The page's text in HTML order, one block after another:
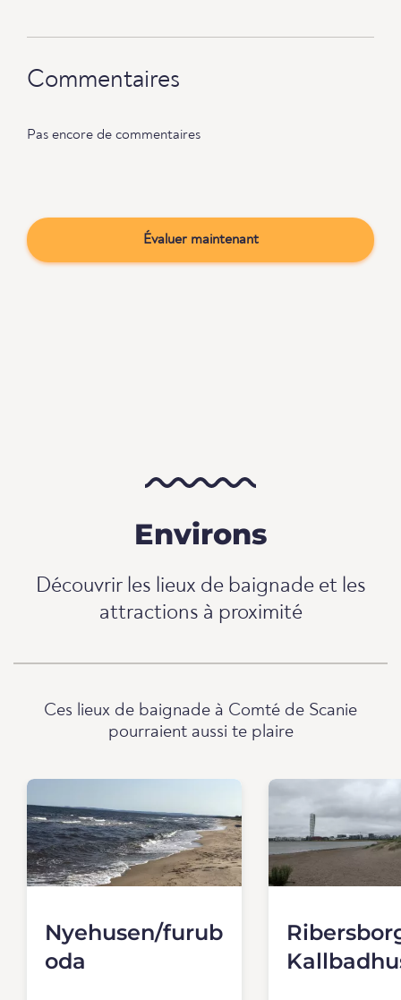
Commentaires
Pas encore de commentaires
Évaluer maintenant
Environs
Découvrir les lieux de baignade et les
attractions à proximité
Ces lieux de baignade à Comté de Scanie
pourraient aussi te plaire
Nyehusen/furub
oda